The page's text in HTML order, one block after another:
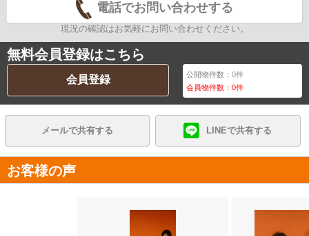
電話でお問い合わせする
現況の確認はお気軽にお問い合わせください。
無料会員登録はこちら
会員登録 公開物件数：0件
会員物件数：0件
メールで共有する LINEで共有する
お客様の声